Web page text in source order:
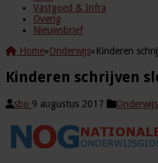
Vastgoed & Infra
Overig
Nieuwsbrief
Home»Onderwijs»Kinderen
Kinderen schrijven
sbo 9 augustus 2017 Onderwijs